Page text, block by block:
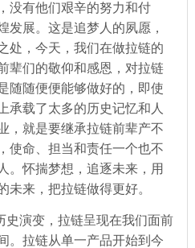
没有他们艰辛的努力和付
发展。这是追梦人的夙愿，
处，今天，我们在做拉链的
辈们的敬仰和感恩，对拉链
随随便便能够做好的，即使
承载了太多的历史记忆和人
，就是要继承拉链前辈产不
使命、担当和责任一个也不
。怀揣梦想，追逐未来，用
未来，把拉链做得更好。
史演变，拉链呈现在我们面前
。拉链从单一产品开始到今